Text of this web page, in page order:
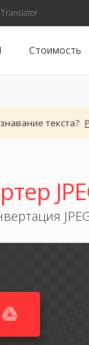
Стоимость
текста?